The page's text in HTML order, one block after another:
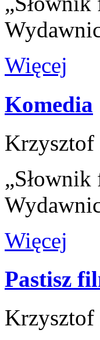
Więcej
Komedia
Krzysztof
Więcej
Pastisz
Krzysztof